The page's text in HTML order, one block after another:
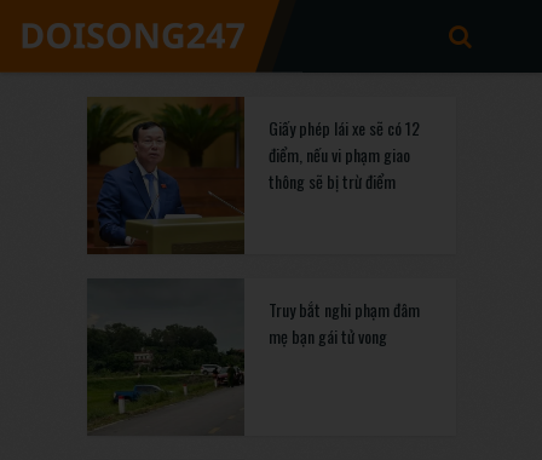
Giấy phép lái xe sẽ có 12
điểm, nếu vi phạm giao
thông sẽ bị trừ điểm
Truy bắt nghi phạm đâm
mẹ bạn gái tử vong